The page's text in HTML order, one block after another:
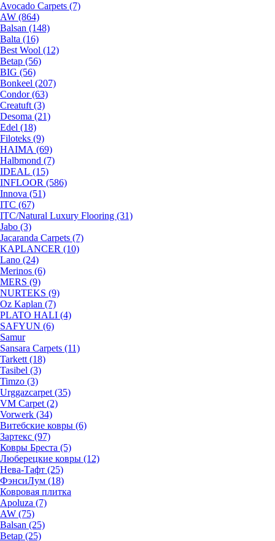
Avocado Carpets (7)
AW (864)
Balsan (148)
Balta (16)
Best Wool (12)
Betap (56)
BIG (56)
Bonkeel (207)
Condor (63)
Creatuft (3)
Desoma (21)
Edel (18)
Filoteks (9)
HAIMA (69)
Halbmond (7)
IDEAL (15)
INFLOOR (586)
Innova (51)
ITC (67)
ITC/Natural Luxury Flooring (31)
Jabo (3)
Jacaranda Carpets (7)
KAPLANCER (10)
Lano (24)
Merinos (6)
MERS (9)
NURTEKS (9)
Oz Kaplan (7)
PLATO HALI (4)
SAFYUN (6)
Samur
Sansara Carpets (11)
Tarkett (18)
Tasibel (3)
Timzo (3)
Urggazcarpet (35)
VM Carpet (2)
Vorwerk (34)
Витебские ковры (6)
Зартекс (97)
Ковры Бреста (5)
Люберецкие ковры (12)
Нева-Тафт (25)
ФэнсиЛум (18)
Ковровая плитка
Apoluza (7)
AW (75)
Balsan (25)
Betap (25)